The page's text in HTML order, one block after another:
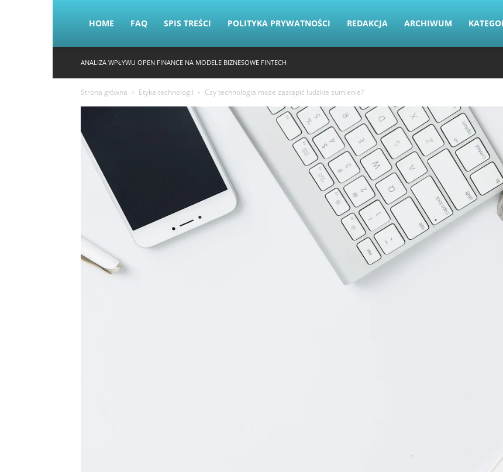
HOME FAQ SPIS TREŚCI POLITYKA PRYWATNOŚCI REDAKCJA ARCHIWUM
ANALIZA WPŁYWU OPEN FINANCE NA MODELE BIZNESOWE FINTECH
Strona główna Etyka technologii Czy technologia może zastąpić ludzkie sumienie?